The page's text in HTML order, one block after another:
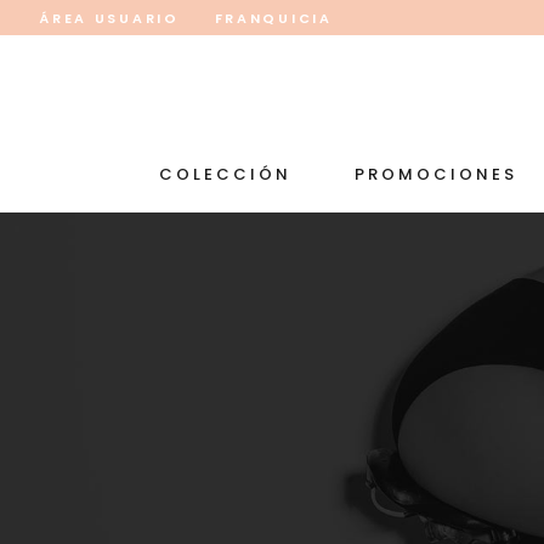
ÁREA USUARIO FRANQUICIA
COLECCIÓN PROMOCIONES